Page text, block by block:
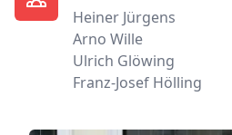
Heiner Jürgens
Arno Wille
Ulrich Glöwing
Franz-Josef Hölling